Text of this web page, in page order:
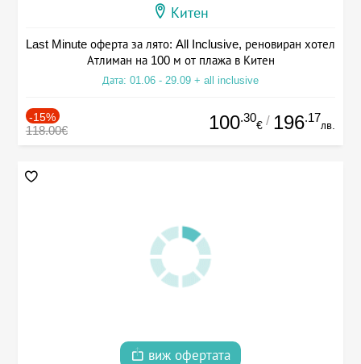
Китен
Last Minute оферта за лято: All Inclusive, реновиран хотел
Атлиман на 100 м от плажа в Китен
Дата: 01.06 - 29.09 + all inclusive
-15%
118.00€ 100.30
€ / 196.17
лв.
виж офертата